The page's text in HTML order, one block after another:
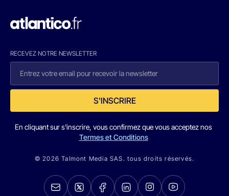
RECEVEZ NOTRE NEWSLETTER
S'INSCRIRE
En cliquant sur s'inscrire, vous confirmez que vous acceptez nos
Termes et Conditions
© 2026 Talmont Media SAS. tous droits réservés.